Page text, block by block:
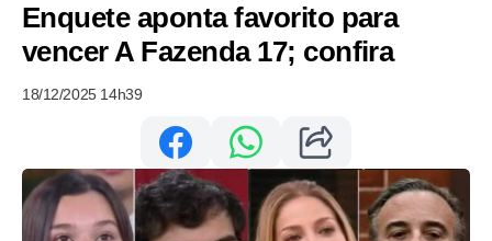
Enquete aponta favorito para
vencer A Fazenda 17; confira
18/12/2025 14h39